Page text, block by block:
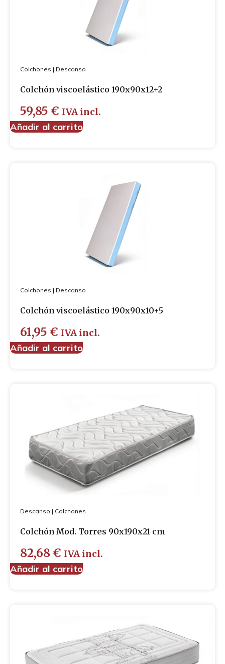
Colchones | Descanso
Colchón viscoelástico 190x90x12+2
59,85 € IVA incl.
Añadir al carrito
Colchones | Descanso
Colchón viscoelástico 190x90x10+5
61,95 € IVA incl.
Añadir al carrito
Descanso | Colchones
Colchón Mod. Torres 90x190x21 cm
82,68 € IVA incl.
Añadir al carrito